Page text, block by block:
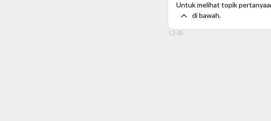
Untuk melihat topik
di bawah.
12:45